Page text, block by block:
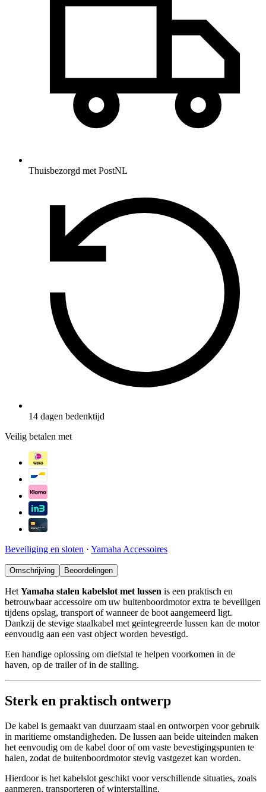
Thuisbezorgd met PostNL
14 dagen bedenktijd
Veilig betalen met
Beveiliging en sloten · Yamaha Accessoires
Omschrijving Beoordelingen
Het Yamaha stalen kabelslot met lussen is een praktisch en
betrouwbaar accessoire om uw buitenboordmotor extra te beveiligen
tijdens opslag, transport of wanneer de boot aangemeerd ligt.
Dankzij de stevige staalkabel met geïntegreerde lussen kan de motor
eenvoudig aan een vast object worden bevestigd.
Een handige oplossing om diefstal te helpen voorkomen in de
haven, op de trailer of in de stalling.
Sterk en praktisch ontwerp
De kabel is gemaakt van duurzaam staal en ontworpen voor gebruik
in maritieme omstandigheden. De lussen aan beide uiteinden maken
het eenvoudig om de kabel door of om vaste bevestigingspunten te
halen, zodat de buitenboordmotor stevig vastgezet kan worden.
Hierdoor is het kabelslot geschikt voor verschillende situaties, zoals
aanmeren, transporteren of winterstalling.